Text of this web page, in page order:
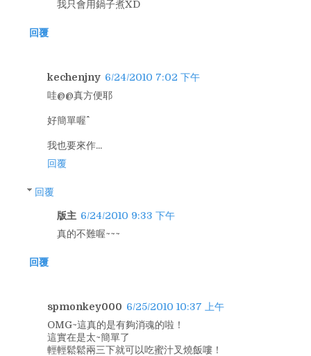
我只會用鍋子煮XD
回覆
kechenjny 6/24/2010 7:02 下午
哇@@真方便耶
好簡單喔^^
我也要來作...
回覆
回覆
版主 6/24/2010 9:33 下午
真的不難喔~~~
回覆
spmonkey000 6/25/2010 10:37 上午
OMG~這真的是有夠消魂的啦！
這實在是太~簡單了
輕輕鬆鬆兩三下就可以吃蜜汁叉燒飯嘍！